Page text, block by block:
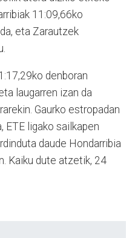
11:09,66ko
eta Zarautzek
denboran
laugarren izan da
Gaurko estropadan
ETE ligako sailkapen
daude Hondarribia
Kaiku dute atzetik, 24